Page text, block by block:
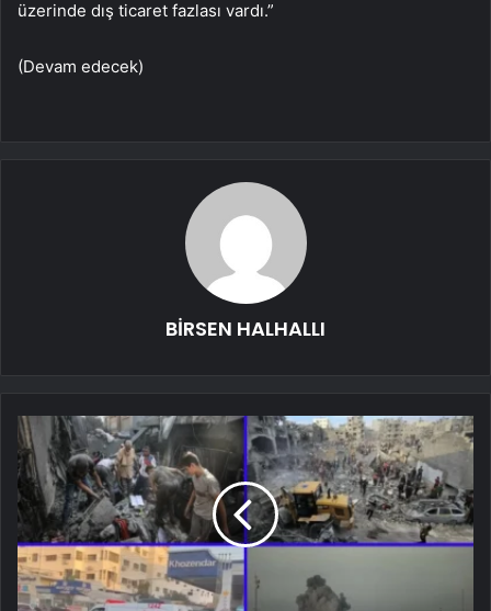
üzerinde dış ticaret fazlası vardı.”
(Devam edecek)
BİRSEN HALHALLI